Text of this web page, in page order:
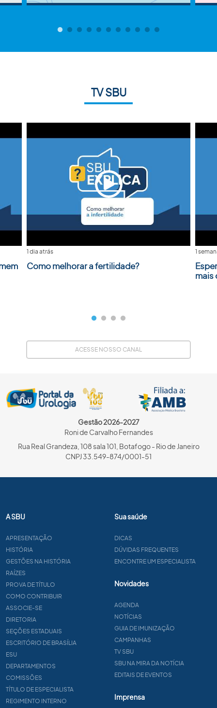
TV SBU
1 dia atrás
Como melhorar a fertilidade?
1
mais
ACESSE NOSSO CANAL
Gestão 2026-2027
Roni de Carvalho Fernandes
Rua Real Grandeza, 108 sala 101, Botafogo - Rio de Janeiro
CNPJ 33.549-874/0001-51
A SBU
APRESENTAÇÃO
HISTÓRIA
GESTÕES NA HISTÓRIA
RAÍZES
PROVA DE TÍTULO
COMO CONTRIBUIR
ASSOCIE-SE
DIRETORIA
SEÇÕES ESTADUAIS
ESCRITÓRIO DE BRASÍLIA
ESU
DEPARTAMENTOS
COMISSÕES
TÍTULO DE ESPECIALISTA
REGIMENTO INTERNO
Sua saúde
DICAS
DÚVIDAS FREQUENTES
ENCONTRE UM ESPECIALISTA
Novidades
AGENDA
NOTÍCIAS
GUIA DE IMUNIZAÇÃO
CAMPANHAS
TV SBU
SBU NA MIRA DA NOTÍCIA
EDITAIS DE EVENTOS
Imprensa